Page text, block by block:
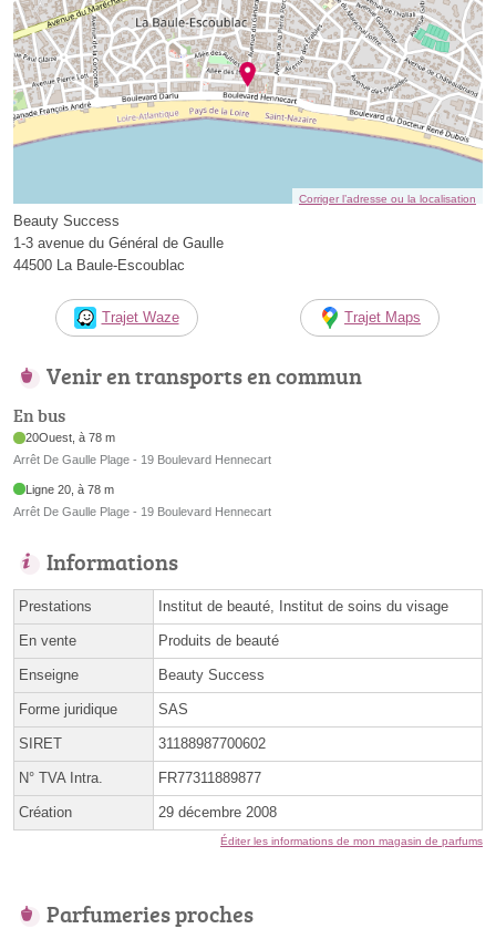
Corriger l’adresse ou la localisation
Beauty Success
1-3 avenue du Général de Gaulle
44500 La Baule-Escoublac
Trajet Waze Trajet Maps
Venir en transports en commun
En bus
20Ouest, à 78 m
Arrêt De Gaulle Plage - 19 Boulevard Hennecart
Ligne 20, à 78 m
Arrêt De Gaulle Plage - 19 Boulevard Hennecart
Informations
Prestations Institut de beauté, Institut de soins du visage
En vente Produits de beauté
Enseigne Beauty Success
Forme juridique SAS
SIRET 31188987700602
N° TVA Intra. FR77311889877
Création 29 décembre 2008
Éditer les informations de mon magasin de parfums
Parfumeries proches